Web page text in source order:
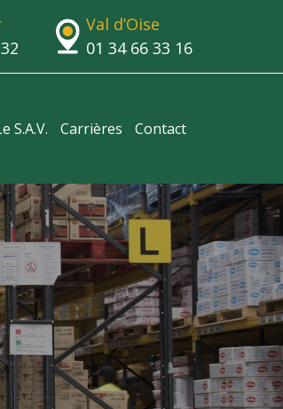
Val d’Oise
01 34 66 33 16
S.A.V. Carrières Contact